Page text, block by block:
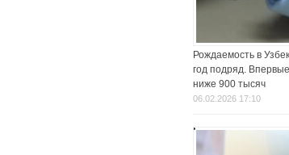
Рождаемость в
год подряд.
ниже 900 тысяч
06.02.2026 17:10